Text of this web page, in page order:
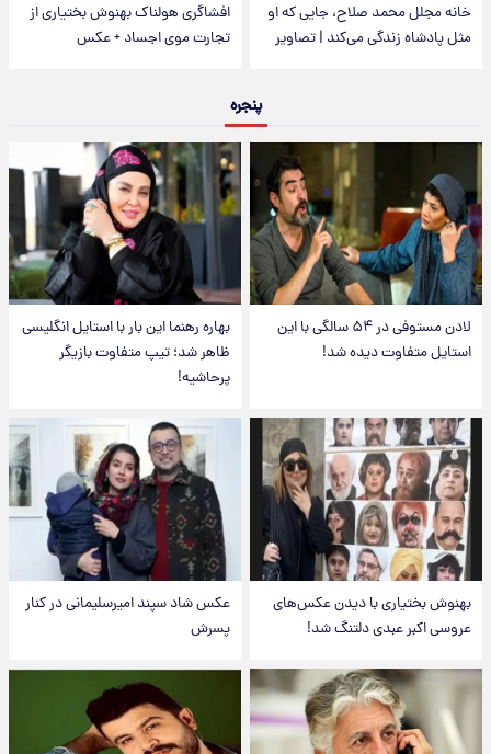
خانه مجلل محمد صلاح، جایی که او
مثل پادشاه زندگی می‌کند | تصاویر
افشاگری هولناک بهنوش بختیاری از
تجارت موی اجساد + عکس
پنجره
لادن مستوفی در ۵۴ سالگی با این
استایل متفاوت دیده شد!
بهاره رهنما این بار با استایل انگلیسی
ظاهر شد؛ تیپ متفاوت بازیگر
پرحاشیه!
بهنوش بختیاری با دیدن عکس‌های
عروسی اکبر عبدی دلتنگ شد!
عکس شاد سپند امیرسلیمانی در کنار
پسرش